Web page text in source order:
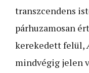
transzcendens
párhuzamosan
kerekedett felül,
mindvégig jelen